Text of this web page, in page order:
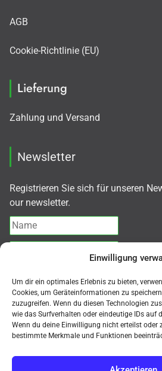
Einwilligung
Um dir ein optimales Erlebnis zu bieten,
Cookies, um Geräteinformationen zu
zuzugreifen. Wenn du diesen Technologien
wie das Surfverhalten oder eindeutige IDs auf
Wenn du deine Einwilligung nicht erteilst oder
bestimmte Merkmale und Funktionen
AGB
Cookie-Richtlinie (EU)
Lieferung
Zahlung und Versand
Newsletter
Registrieren Sie sich für unseren
our newsletter.
Abonnieren